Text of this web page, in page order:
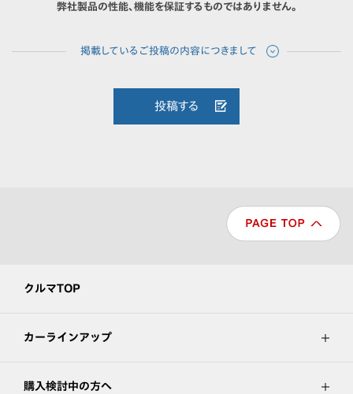
弊社製品の性能、機能を保証するものではありません。
投稿する
クルマTOP
カーラインアップ
購入検討中の方へ